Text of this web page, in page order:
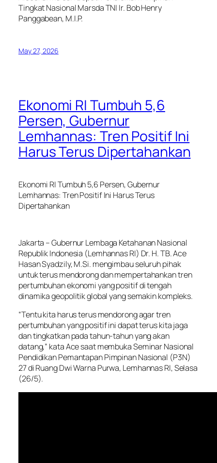
Tingkat Nasional Marsda TNI Ir. Bob Henry
Panggabean, M.I.P.
May 27, 2026
Ekonomi RI Tumbuh 5,6
Persen, Gubernur
Lemhannas: Tren Positif Ini
Harus Terus Dipertahankan
Ekonomi RI Tumbuh 5,6 Persen, Gubernur
Lemhannas: Tren Positif Ini Harus Terus
Dipertahankan
Jakarta – Gubernur Lembaga Ketahanan Nasional
Republik Indonesia (Lemhannas RI) Dr. H. TB. Ace
Hasan Syadzily, M.Si. mengimbau seluruh pihak
untuk terus mendorong dan mempertahankan tren
pertumbuhan ekonomi yang positif di tengah
dinamika geopolitik global yang semakin kompleks.
“Tentu kita harus terus mendorong agar tren
pertumbuhan yang positif ini dapat terus kita jaga
dan tingkatkan pada tahun-tahun yang akan
datang,” kata Ace saat membuka Seminar Nasional
Pendidikan Pemantapan Pimpinan Nasional (P3N)
27 di Ruang Dwi Warna Purwa, Lemhannas RI, Selasa
(26/5).